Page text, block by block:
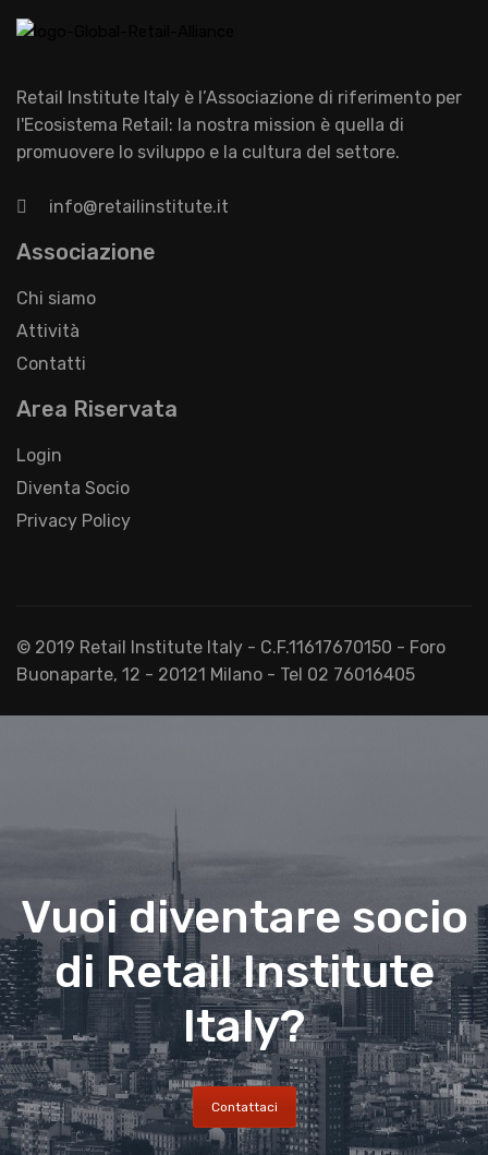
Retail Institute Italy è l’Associazione di riferimento per
l'Ecosistema Retail: la nostra mission è quella di
promuovere lo sviluppo e la cultura del settore.
info@retailinstitute.it
Associazione
Chi siamo
Attività
Contatti
Area Riservata
Login
Diventa Socio
Privacy Policy
© 2019 Retail Institute Italy - C.F.11617670150 - Foro
Buonaparte, 12 - 20121 Milano - Tel 02 76016405
Vuoi diventare socio
di Retail Institute
Italy?
Contattaci